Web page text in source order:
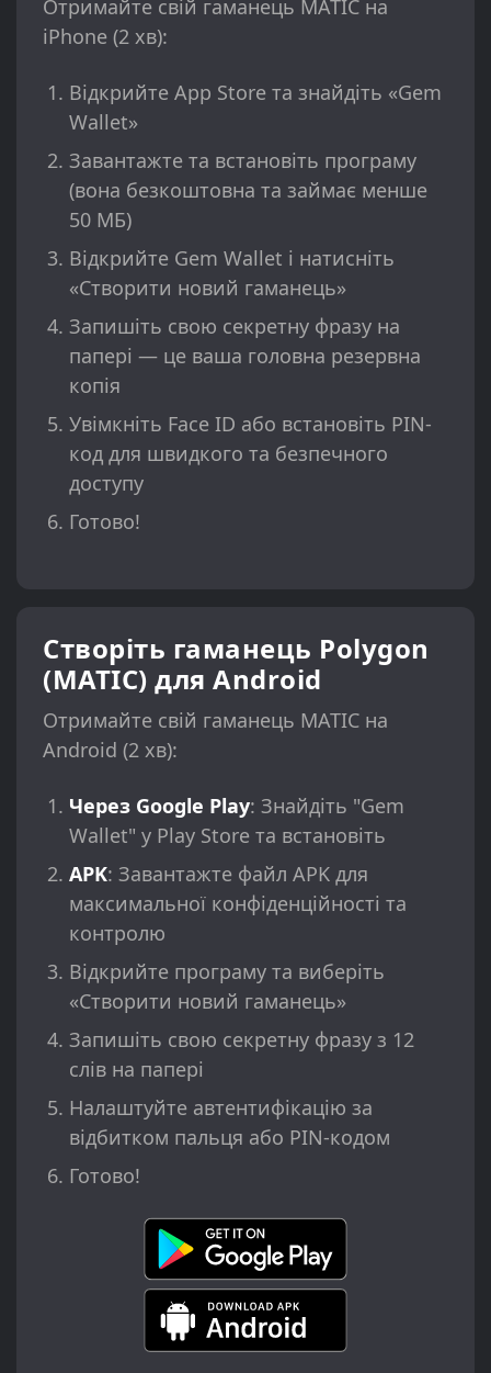
Отримайте свій гаманець MATIC на
iPhone (2 хв):
Відкрийте App Store та знайдіть «Gem
Wallet»
Завантажте та встановіть програму
(вона безкоштовна та займає менше
50 МБ)
Відкрийте Gem Wallet і натисніть
«Створити новий гаманець»
Запишіть свою секретну фразу на
папері — це ваша головна резервна
копія
Увімкніть Face ID або встановіть PIN-
код для швидкого та безпечного
доступу
Готово!
Створіть гаманець Polygon
(MATIC) для Android
Отримайте свій гаманець MATIC на
Android (2 хв):
Через Google Play: Знайдіть "Gem
Wallet" у Play Store та встановіть
APK: Завантажте файл APK для
максимальної конфіденційності та
контролю
Відкрийте програму та виберіть
«Створити новий гаманець»
Запишіть свою секретну фразу з 12
слів на папері
Налаштуйте автентифікацію за
відбитком пальця або PIN-кодом
Готово!